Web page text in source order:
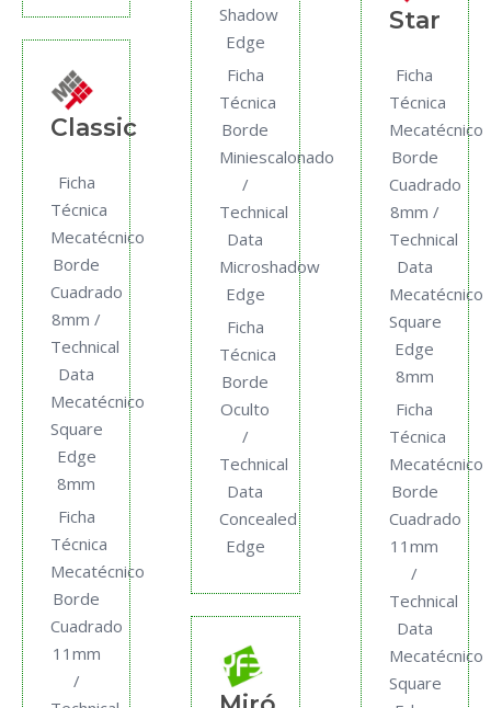
Classic
Ficha
Técnica
Mecatécnico
Borde
Cuadrado
8mm /
Technical
Data
Mecatécnico
Square
Edge
8mm
Ficha
Técnica
Mecatécnico
Borde
Cuadrado
11mm
/
Shadow
Edge
Ficha
Técnica
Borde
Miniescalonado
/
Technical
Data
Microshadow
Edge
Ficha
Técnica
Borde
Oculto
/
Technical
Data
Concealed
Edge
Star
Ficha
Técnica
Mecatécnico
Borde
Cuadrado
8mm /
Technical
Data
Mecatécnico
Square
Edge
8mm
Ficha
Técnica
Mecatécnico
Borde
Cuadrado
11mm
/
Technical
Data
Mecatécnico
Square